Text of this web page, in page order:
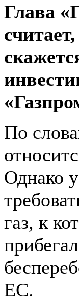
Глава
По
Однако
газ, к
ЕС.